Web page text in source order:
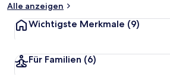
Alle anzeigen
Wichtigste Merkmale (9)
Für Familien (6)